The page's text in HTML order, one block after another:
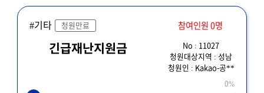
#기타 청원만료 참여인원 0명
긴급재난지원금
No : 11027
청원대상지역 : 성남
청원인 : Kakao-공**
0%